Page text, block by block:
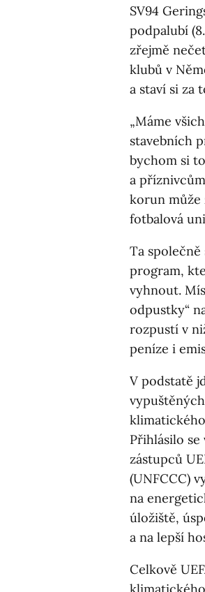
SV94
podpalubí
zřejmě
klubů v
a staví si za
„Máme
stavebních
bychom si
a
korun může
fotbalová
Ta
program,
vyhnout.
odpustky“
rozpustí v
peníze i
V podstatě
Přihlásilo
zástupců
(UNFCCC)
na
úložiště,
a na lepší
Celkově